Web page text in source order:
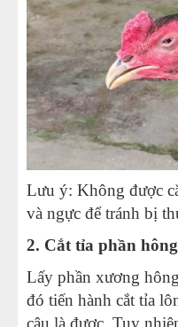
Lưu ý: Không được
và ngực để tránh bị
2. Cắt tỉa phần
Lấy phần xương
đó tiến hành cắt tỉa
câu là được. Tuy